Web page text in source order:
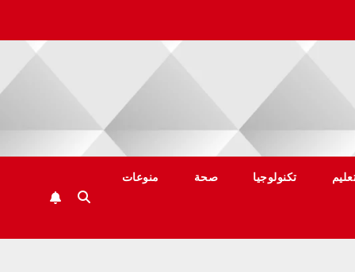
تكنولوجيا صحة منوعات